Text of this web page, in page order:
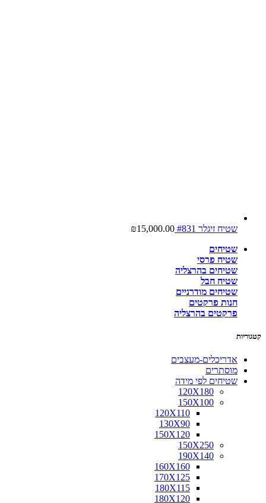
שטיח זיגלר #831 ₪15,000.00
שטיחים
שטיח פרסי
שטיחים בהרצליה
שטיח חבל
שטיחים מודרניים
חנות פרקטים
פרקטים בהרצליה
קטגוריות
אדריכלים-מעצבים
מוסתרים
שטיחים לפי מידה
120X180
150X100
120X110
130X90
150X120
150X250
190X140
160X160
170X125
180X115
180X120